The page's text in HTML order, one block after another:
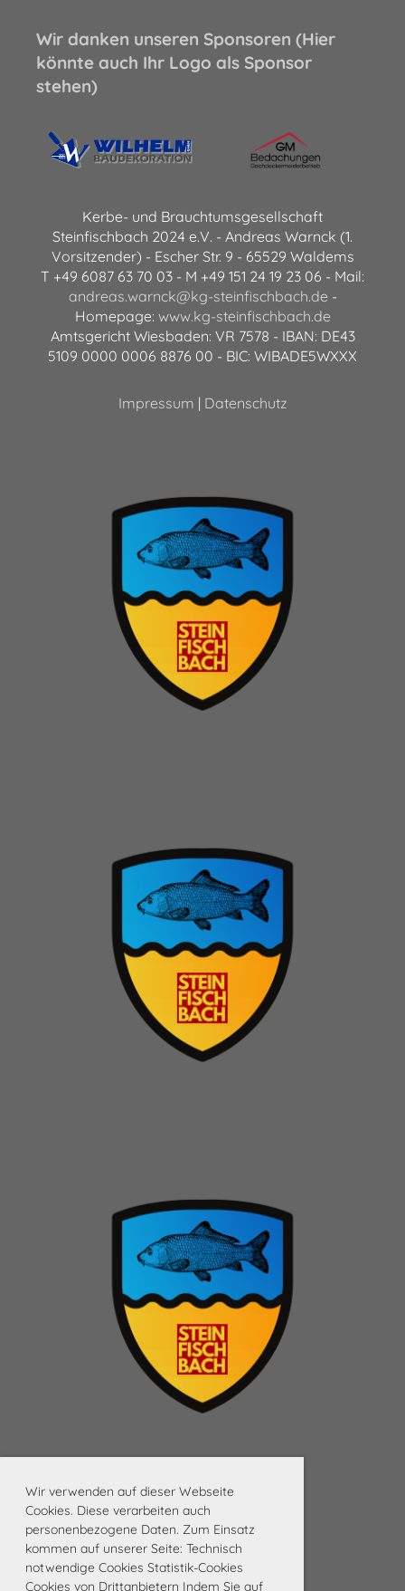
Wir verwenden auf dieser Webseite
Cookies. Diese verarbeiten auch
personenbezogene Daten. Zum Einsatz
kommen auf unserer Seite: Technisch
notwendige Cookies Statistik-Cookies
Cookies von Drittanbietern Indem Sie auf
Wir danken unseren Sponsoren (Hier
könnte auch Ihr Logo als Sponsor
stehen)
Kerbe- und Brauchtumsgesellschaft
Steinfischbach 2024 e.V. - Andreas Warnck (1.
Vorsitzender) - Escher Str. 9 - 65529 Waldems
T +49 6087 63 70 03 - M +49 151 24 19 23 06 - Mail:
andreas.warnck@kg-steinfischbach.de -
Homepage: www.kg-steinfischbach.de
Amtsgericht Wiesbaden: VR 7578 - IBAN: DE43
5109 0000 0006 8876 00 - BIC: WIBADE5WXXX
Impressum | Datenschutz